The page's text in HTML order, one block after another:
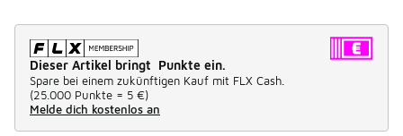
Dieser Artikel bringt Punkte ein.
Spare bei einem zukünftigen Kauf mit FLX Cash.
(25.000 Punkte = 5 €)
Melde dich kostenlos an